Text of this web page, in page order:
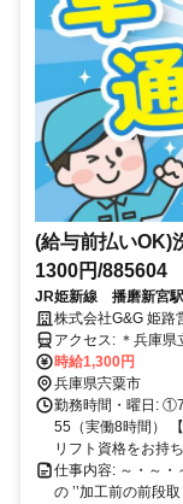
(給与前払いOK)
1300円/885604
JR姫新線 播磨新宮
簡単申請で 最短翌日
株式会社G&G 姫路
アクセス: ＊兵庫県立国見の森公園～車で16分 ＊JR姫新線 播磨新宮
駅～車で27分 ＊マ
備
時給1,300円
兵庫県宍粟市
勤務時間・曜日:
55（実働8時間）
リフト資格をお持
仕事内容: ～・～・
の ’’加工前の前段